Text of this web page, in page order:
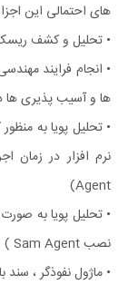
های احتمالی این اجزا
• تحلیل و کشف
• انجام فرایند
ها و آسیب پذیری ها
• تحلیل پویا به
Agent)
نصب Sam Agent )
• ماژول نفوذگر ،